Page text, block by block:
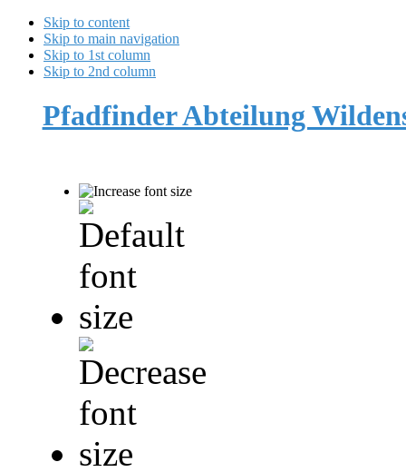
Skip to content
Skip to main navigation
Skip to 1st column
Skip to 2nd column
Pfadfinder Abteilung